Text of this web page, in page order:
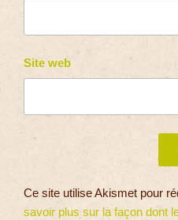
Site web
Ce site utilise Akismet pour
savoir plus sur la façon dont